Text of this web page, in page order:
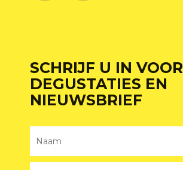
SCHRIJF U IN VOOR
DEGUSTATIES EN
NIEUWSBRIEF